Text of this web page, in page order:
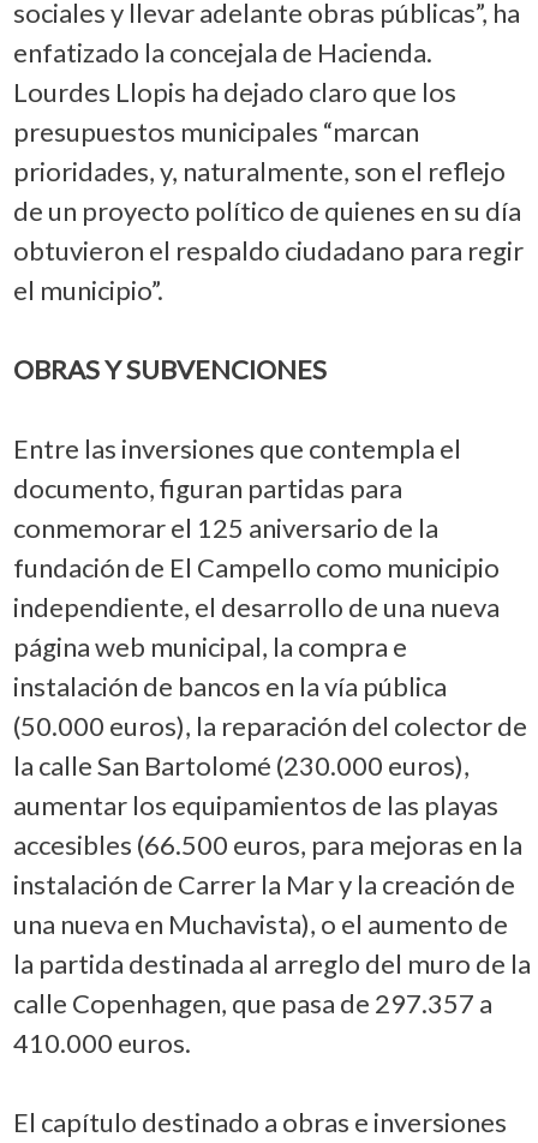
sociales y llevar adelante obras públicas”, ha
enfatizado la concejala de Hacienda.
Lourdes Llopis ha dejado claro que los
presupuestos municipales “marcan
prioridades, y, naturalmente, son el reflejo
de un proyecto político de quienes en su día
obtuvieron el respaldo ciudadano para regir
el municipio”.
OBRAS Y SUBVENCIONES
Entre las inversiones que contempla el
documento, figuran partidas para
conmemorar el 125 aniversario de la
fundación de El Campello como municipio
independiente, el desarrollo de una nueva
página web municipal, la compra e
instalación de bancos en la vía pública
(50.000 euros), la reparación del colector de
la calle San Bartolomé (230.000 euros),
aumentar los equipamientos de las playas
accesibles (66.500 euros, para mejoras en la
instalación de Carrer la Mar y la creación de
una nueva en Muchavista), o el aumento de
la partida destinada al arreglo del muro de la
calle Copenhagen, que pasa de 297.357 a
410.000 euros.
El capítulo destinado a obras e inversiones